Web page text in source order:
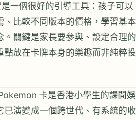
一個很好的引導工具：孩子可以
、比較不同版本的價格，學習基本
。關鍵是家長要參與、設定合理的
點放在卡牌本身的樂趣而非純粹投
卡是香港小學生的課間娛
已演變成一個跨世代、有系統的收